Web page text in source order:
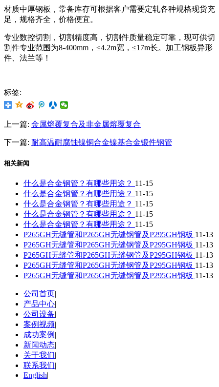
材质中厚钢板，常备库存可根据客户需要定轧各种规格现货充
足，规格齐全，价格便宜。
专业数控切割，切割精度高，切割件质量稳定可靠，现可供切
割件专业范围为8-400mm，≤4.2m宽，≤17m长。加工钢板异形
件、法兰等！
标签:
上一篇: 金属熔覆复合及非金属熔覆复合
下一篇: 耐高温耐腐蚀镍铜合金镍基合金锻件钢管
相关新闻
什么是合金钢管？有哪些用途？ 11-15
什么是合金钢管？有哪些用途？ 11-15
什么是合金钢管？有哪些用途？ 11-15
什么是合金钢管？有哪些用途？ 11-15
什么是合金钢管？有哪些用途？ 11-15
P265GH无缝管和P265GH无缝钢管及P295GH钢板 11-13
P265GH无缝管和P265GH无缝钢管及P295GH钢板 11-13
P265GH无缝管和P265GH无缝钢管及P295GH钢板 11-13
P265GH无缝管和P265GH无缝钢管及P295GH钢板 11-13
P265GH无缝管和P265GH无缝钢管及P295GH钢板 11-13
公司首页|
产品中心|
公司设备|
案例视频|
成功案例 |
新闻动态|
关于我们|
联系我们|
English|